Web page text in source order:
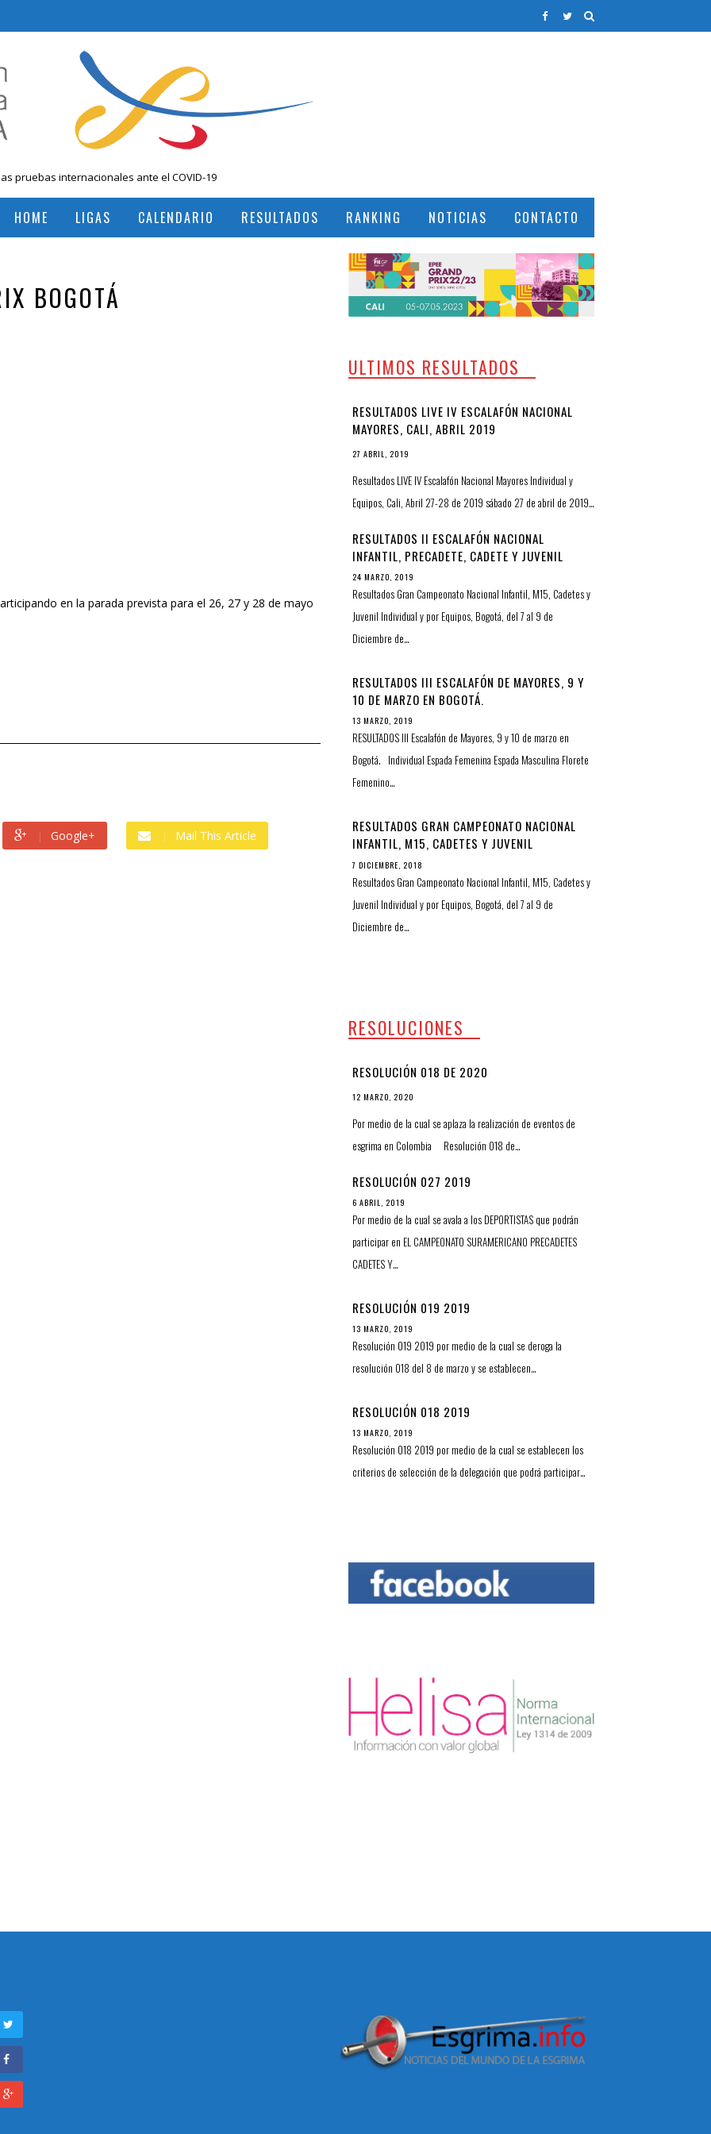
pruebas internacionales ante el COVID-19
HOME LIGAS CALENDARIO RESULTADOS RANKING NOTICIAS CONTACTO
BOGOTÁ
en la parada prevista para el 26, 27 y 28 de mayo
Google+ Mail This Article
ULTIMOS RESULTADOS
RESULTADOS LIVE IV ESCALAFÓN NACIONAL
MAYORES, CALI, ABRIL 2019
27 ABRIL, 2019
Resultados LIVE IV Escalafón Nacional Mayores Individual y
Equipos, Cali, Abril 27-28 de 2019 sábado 27 de abril de 2019…
RESULTADOS II ESCALAFÓN NACIONAL
INFANTIL, PRECADETE, CADETE Y JUVENIL
24 MARZO, 2019
Resultados Gran Campeonato Nacional Infantil, M15, Cadetes y
Juvenil Individual y por Equipos, Bogotá, del 7 al 9 de
Diciembre de…
RESULTADOS III ESCALAFÓN DE MAYORES, 9 Y
10 DE MARZO EN BOGOTÁ.
13 MARZO, 2019
RESULTADOS III Escalafón de Mayores, 9 y 10 de marzo en
Bogotá. Individual Espada Femenina Espada Masculina Florete
Femenino…
RESULTADOS GRAN CAMPEONATO NACIONAL
INFANTIL, M15, CADETES Y JUVENIL
INDIVIDUAL Y POR EQUIPOS
7 DICIEMBRE, 2018
Resultados Gran Campeonato Nacional Infantil, M15, Cadetes y
Juvenil Individual y por Equipos, Bogotá, del 7 al 9 de
Diciembre de…
RESOLUCIONES
RESOLUCIÓN 018 DE 2020
12 MARZO, 2020
Por medio de la cual se aplaza la realización de eventos de
esgrima en Colombia Resolución 018 de…
RESOLUCIÓN 027 2019
6 ABRIL, 2019
Por medio de la cual se avala a los DEPORTISTAS que podrán
participar en EL CAMPEONATO SURAMERICANO PRECADETES
CADETES Y…
RESOLUCIÓN 019 2019
13 MARZO, 2019
Resolución 019 2019 por medio de la cual se deroga la
resolución 018 del 8 de marzo y se establecen…
RESOLUCIÓN 018 2019
13 MARZO, 2019
Resolución 018 2019 por medio de la cual se establecen los
criterios de selección de la delegación que podrá participar…